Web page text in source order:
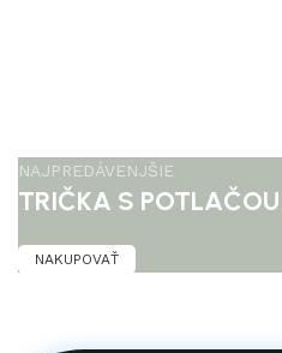
NAJPREDÁVENJŠIE
TRIČKA S
NAKUPOVAŤ